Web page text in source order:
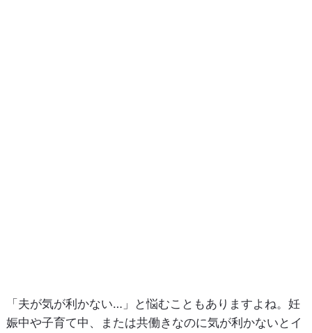
「夫が気が利かない…」と悩むこともありますよね。妊
娠中や子育て中、または共働きなのに気が利かないとイ